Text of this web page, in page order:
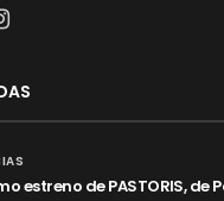
estreno de PASTORIS, de